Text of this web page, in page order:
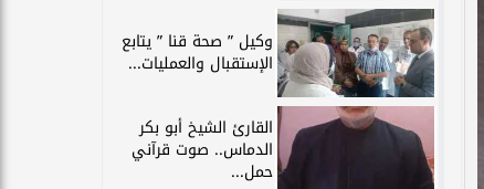
وكيل ” صحة قنا ” يتابع
الإستقبال والعمليات...
القارئ الشيخ أبو بكر
الدماس.. صوت قرآني
حمل...